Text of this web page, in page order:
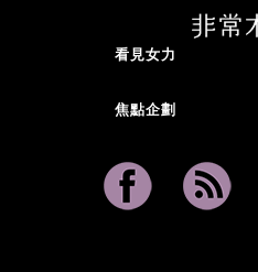
看見女力
焦點企劃